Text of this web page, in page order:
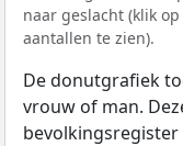
naar geslacht (klik
aantallen te zien).
De donutgrafiek
vrouw of man.
bevolkingsregister